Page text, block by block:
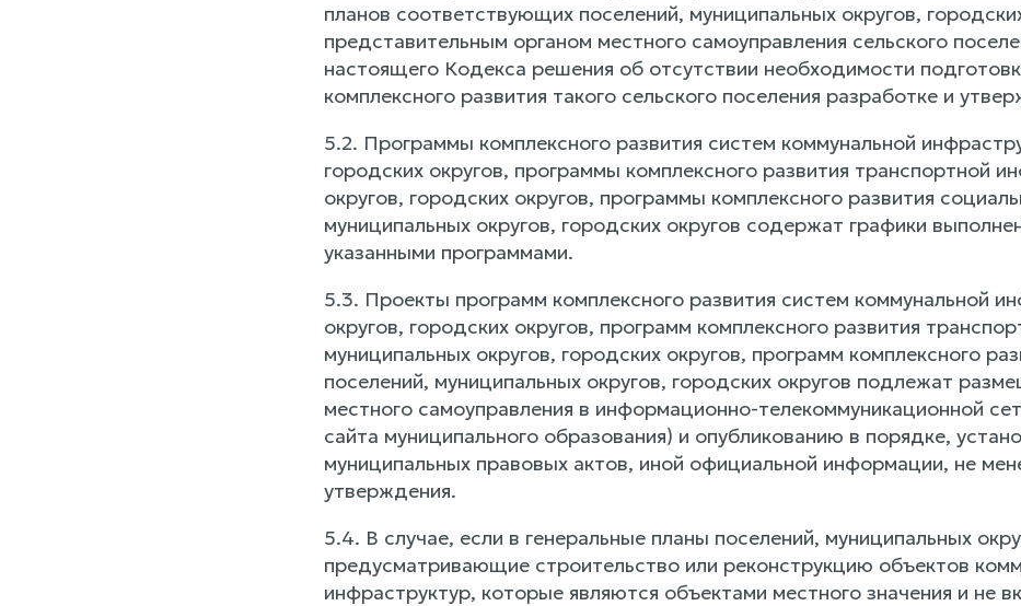
планов соответствующих поселений, муниципальных округов,
представительным органом местного самоуправления сельского
настоящего Кодекса решения об отсутствии необходимости
комплексного развития такого сельского поселения разработке и
5.2. Программы комплексного развития систем коммунальной
городских округов, программы комплексного развития транспортной
округов, городских округов, программы комплексного развития
муниципальных округов, городских округов содержат графики
указанными программами.
5.3. Проекты программ комплексного развития систем коммунальной
округов, городских округов, программ комплексного развития
муниципальных округов, городских округов, программ комплексного
поселений, муниципальных округов, городских округов подлежат
местного самоуправления в информационно-телекоммуникационной
сайта муниципального образования) и опубликованию в порядке,
муниципальных правовых актов, иной официальной информации, не
утверждения.
5.4. В случае, если в генеральные планы поселений, муниципальных
предусматривающие строительство или реконструкцию объектов
инфраструктур, которые являются объектами местного значения и не